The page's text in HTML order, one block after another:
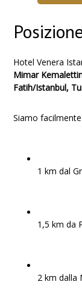
Hotel Venera
Mimar
Fatih/Istanbul,
Siamo
1 km dal
1,5 km da
2 km dalla